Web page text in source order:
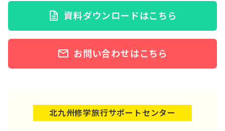
資料ダウンロードはこちら
お問い合わせはこちら
北九州修学旅行サポートセンター